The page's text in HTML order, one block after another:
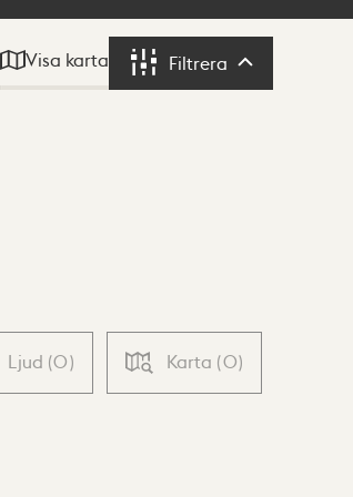
Visa karta Filtrera Filtrera
Ljud (0) Karta (0)